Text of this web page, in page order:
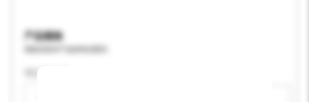
产品规格